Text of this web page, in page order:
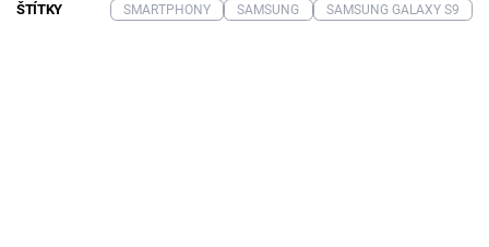
ŠTÍTKY SMARTPHONY SAMSUNG SAMSUNG GALAXY S9